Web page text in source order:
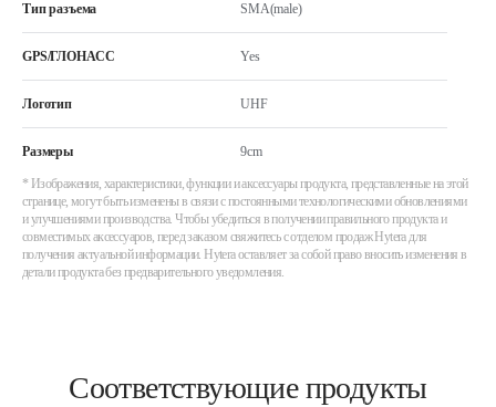
Тип разъема SMA(male)
GPS/ГЛОНАСС Yes
Логотип UHF
Размеры 9cm
* Изображения, характеристики, функции и аксессуары продукта, представленные на этой
странице, могут быть изменены в связи с постоянными технологическими обновлениями
и улучшениями производства. Чтобы убедиться в получении правильного продукта и
совместимых аксессуаров, перед заказом свяжитесь с отделом продаж Hytera для
получения актуальной информации. Hytera оставляет за собой право вносить изменения в
детали продукта без предварительного уведомления.
Соответствующие продукты